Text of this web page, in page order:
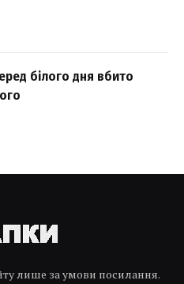
білого дня вбито
лише за умови посилання.